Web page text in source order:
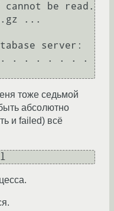
be read.
...
server:
. . . . . . . .
тоже седьмой
абсолютно
и failed) всё